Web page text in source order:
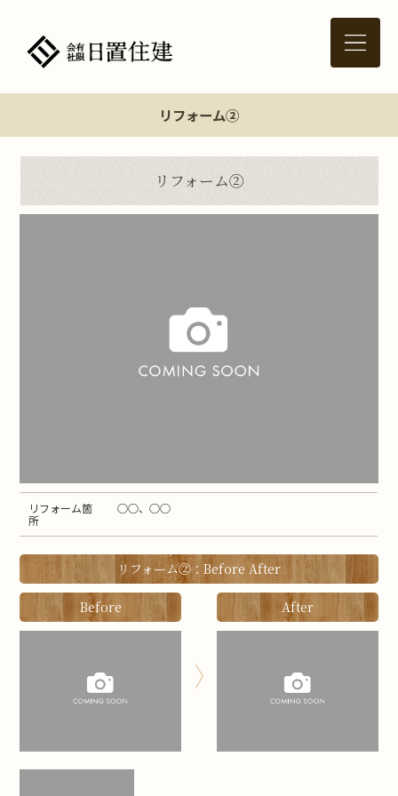
リフォーム②
リフォーム②
リフォーム箇
所
○○、○○
リフォーム②：Before After
Before After